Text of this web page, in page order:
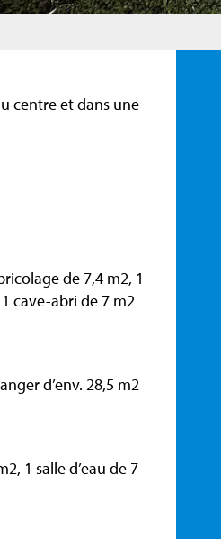
centre et dans une
de 7,4 m2, 1
cave-abri de 7 m2
d’env. 28,5 m2
1 salle d’eau de 7